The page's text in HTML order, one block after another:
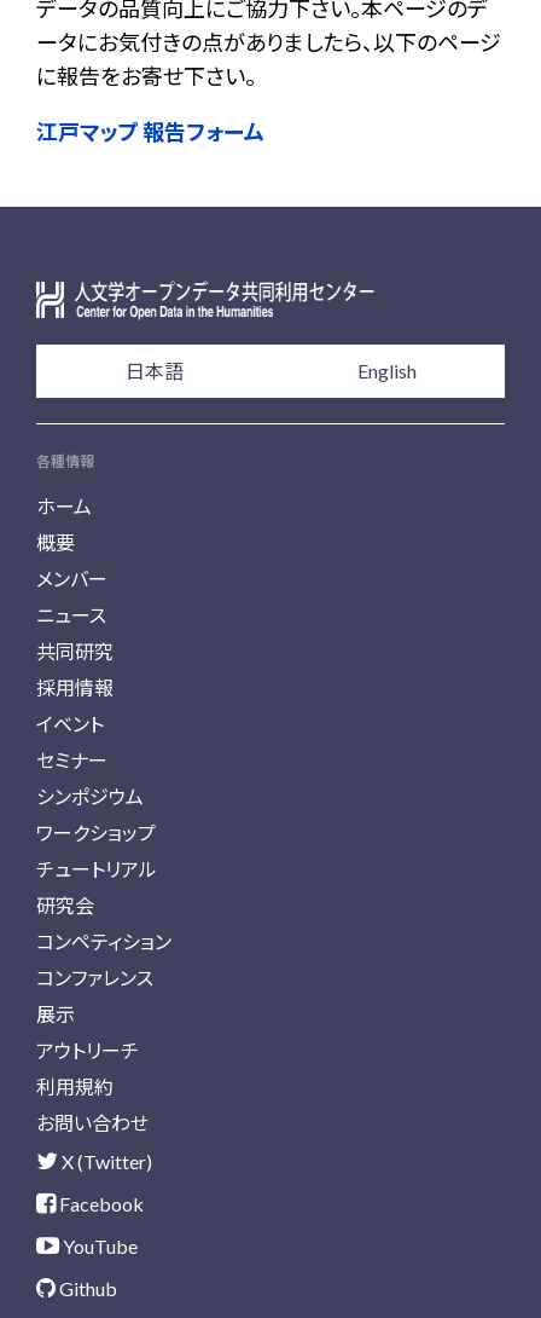
データの品質向上にご協力下さい。本ページのデ
ータにお気付きの点がありましたら、以下のページ
に報告をお寄せ下さい。
江戸マップ 報告フォーム
日本語 English
各種情報
ホーム
概要
メンバー
ニュース
共同研究
採用情報
イベント
セミナー
シンポジウム
ワークショップ
チュートリアル
研究会
コンペティション
コンファレンス
展示
アウトリーチ
利用規約
お問い合わせ
X (Twitter)
Facebook
YouTube
Github